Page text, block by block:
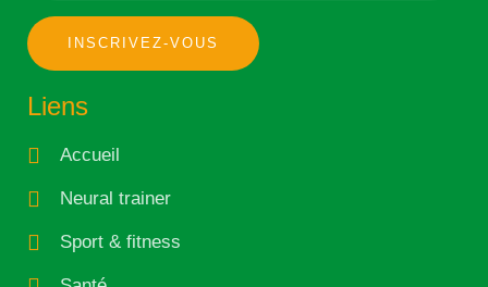
INSCRIVEZ-VOUS
Liens
Accueil
Neural trainer
Sport & fitness